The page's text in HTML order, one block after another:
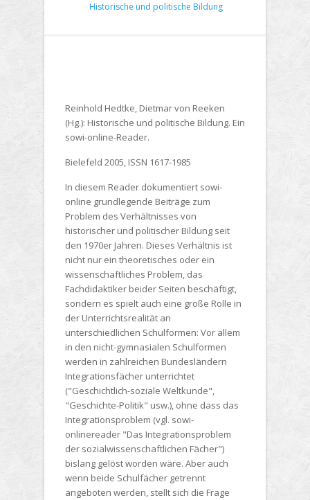
Historische und politische Bildung
Reinhold Hedtke, Dietmar von Reeken
(Hg.): Historische und politische Bildung. Ein
sowi-online-Reader.
Bielefeld 2005, ISSN 1617-1985
In diesem Reader dokumentiert sowi-
online grundlegende Beiträge zum
Problem des Verhältnisses von
historischer und politischer Bildung seit
den 1970er Jahren. Dieses Verhältnis ist
nicht nur ein theoretisches oder ein
wissenschaftliches Problem, das
Fachdidaktiker beider Seiten beschäftigt,
sondern es spielt auch eine große Rolle in
der Unterrichtsrealität an
unterschiedlichen Schulformen: Vor allem
in den nicht-gymnasialen Schulformen
werden in zahlreichen Bundesländern
Integrationsfächer unterrichtet
("Geschichtlich-soziale Weltkunde",
"Geschichte-Politik" usw.), ohne dass das
Integrationsproblem (vgl. sowi-
onlinereader "Das Integrationsproblem
der sozialwissenschaftlichen Fächer")
bislang gelöst worden wäre. Aber auch
wenn beide Schulfächer getrennt
angeboten werden, stellt sich die Frage